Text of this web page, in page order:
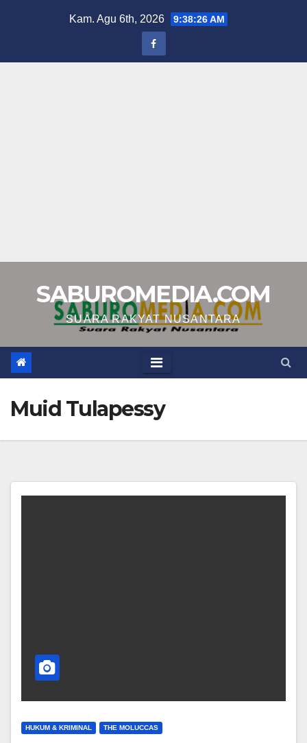
Kam. Agu 6th, 2026 9:38:27 AM
SABUROMEDIA.COM
SUARA RAKYAT NUSANTARA
Muid Tulapessy
HUKUM & KRIMINAL THE MOLUCCAS